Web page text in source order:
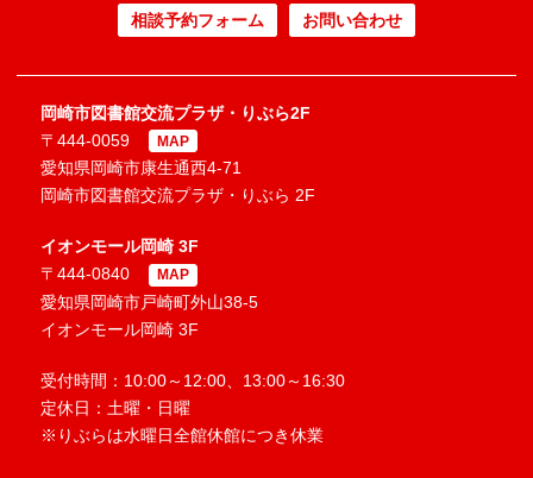
相談予約フォーム お問い合わせ
岡崎市図書館交流プラザ・りぶら2F
〒444-0059
MAP
愛知県岡崎市康生通西4-71
岡崎市図書館交流プラザ・りぶら 2F
イオンモール岡崎 3F
〒444-0840
MAP
愛知県岡崎市戸崎町外山38-5
イオンモール岡崎 3F
受付時間：10:00～12:00、13:00～16:30
定休日：土曜・日曜
※りぶらは水曜日全館休館につき休業